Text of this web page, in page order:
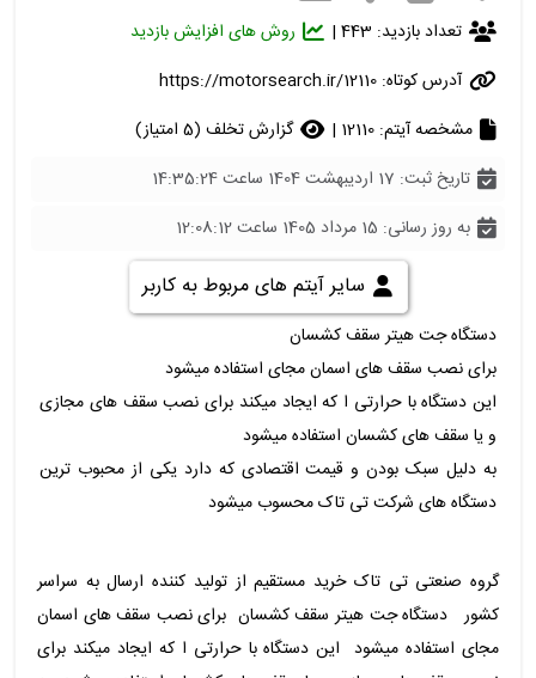
تعداد بازدید: 443 |
روش های افزایش بازدید
آدرس کوتاه: https://motorsearch.ir/12110
مشخصه آیتم: 12110 |
گزارش تخلف (5 امتیاز)
تاریخ ثبت: 17 اردیبهشت 1404 ساعت 14:35:24
به روز رسانی: 15 مرداد 1405 ساعت 12:08:12
سایر آیتم های مربوط به کاربر
دستگاه جت هیتر سقف کشسان
برای نصب سقف های اسمان مجای استفاده میشود
این دستگاه با حرارتی ا که ایجاد میکند برای نصب سقف های مجازی
و یا سقف های کشسان استفاده میشود
به دلیل سبک بودن و قیمت اقتصادی که دارد یکی از محبوب ترین
دستگاه های شرکت تی تاک محسوب میشود
گروه صنعتی تی تاک خرید مستقیم از تولید کننده ارسال به سراسر
کشور دستگاه جت هیتر سقف کشسان برای نصب سقف های اسمان
مجای استفاده میشود این دستگاه با حرارتی ا که ایجاد میکند برای